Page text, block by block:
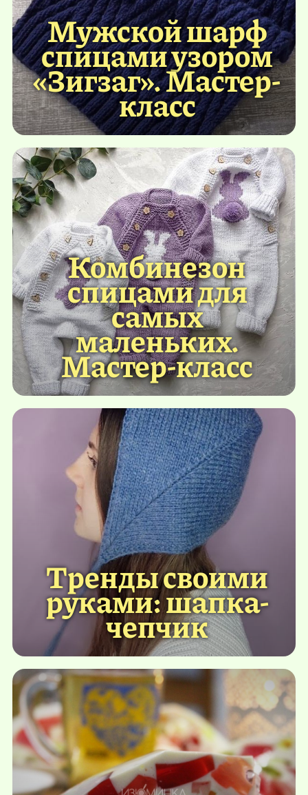
Мужской шарф
спицами узором
«Зигзаг». Мастер-
класс
Комбинезон
спицами для
самых
маленьких.
Мастер-класс
Тренды своими
руками: шапка-
чепчик